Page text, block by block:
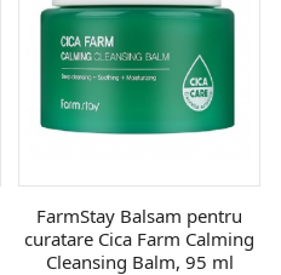
FarmStay Balsam pentru
curatare Cica Farm Calming
Cleansing Balm, 95 ml